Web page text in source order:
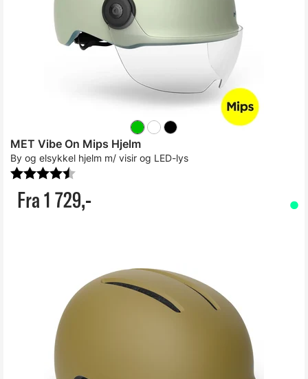
MET Vibe On Mips Hjelm
By og elsykkel hjelm m/ visir og LED-lys
Fra 1 729,-
Karakter: